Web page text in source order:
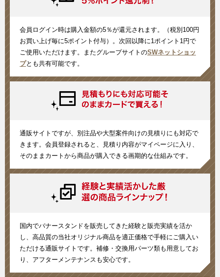
会員ログイン時は購入金額の5％が還元されます。（税別100円
お買い上げ毎に5ポイント付与）。次回以降に1ポイント1円で
ご使用いただけます。またグループサイトのSWネットショッ
プとも共有可能です。
通販サイトですが、別注品や大型案件向けの見積りにも対応で
きます。会員登録されると、見積り内容がマイページに入り、
そのままカートから商品が購入できる画期的な仕組みです。
国内でバナースタンドを販売してきた経験と販売実績を活か
し、高品質の当社オリジナル商品を適正価格で手軽にご購入い
ただける通販サイトです。補修・交換用パーツ類も用意してお
り、アフターメンテナンスも安心です。